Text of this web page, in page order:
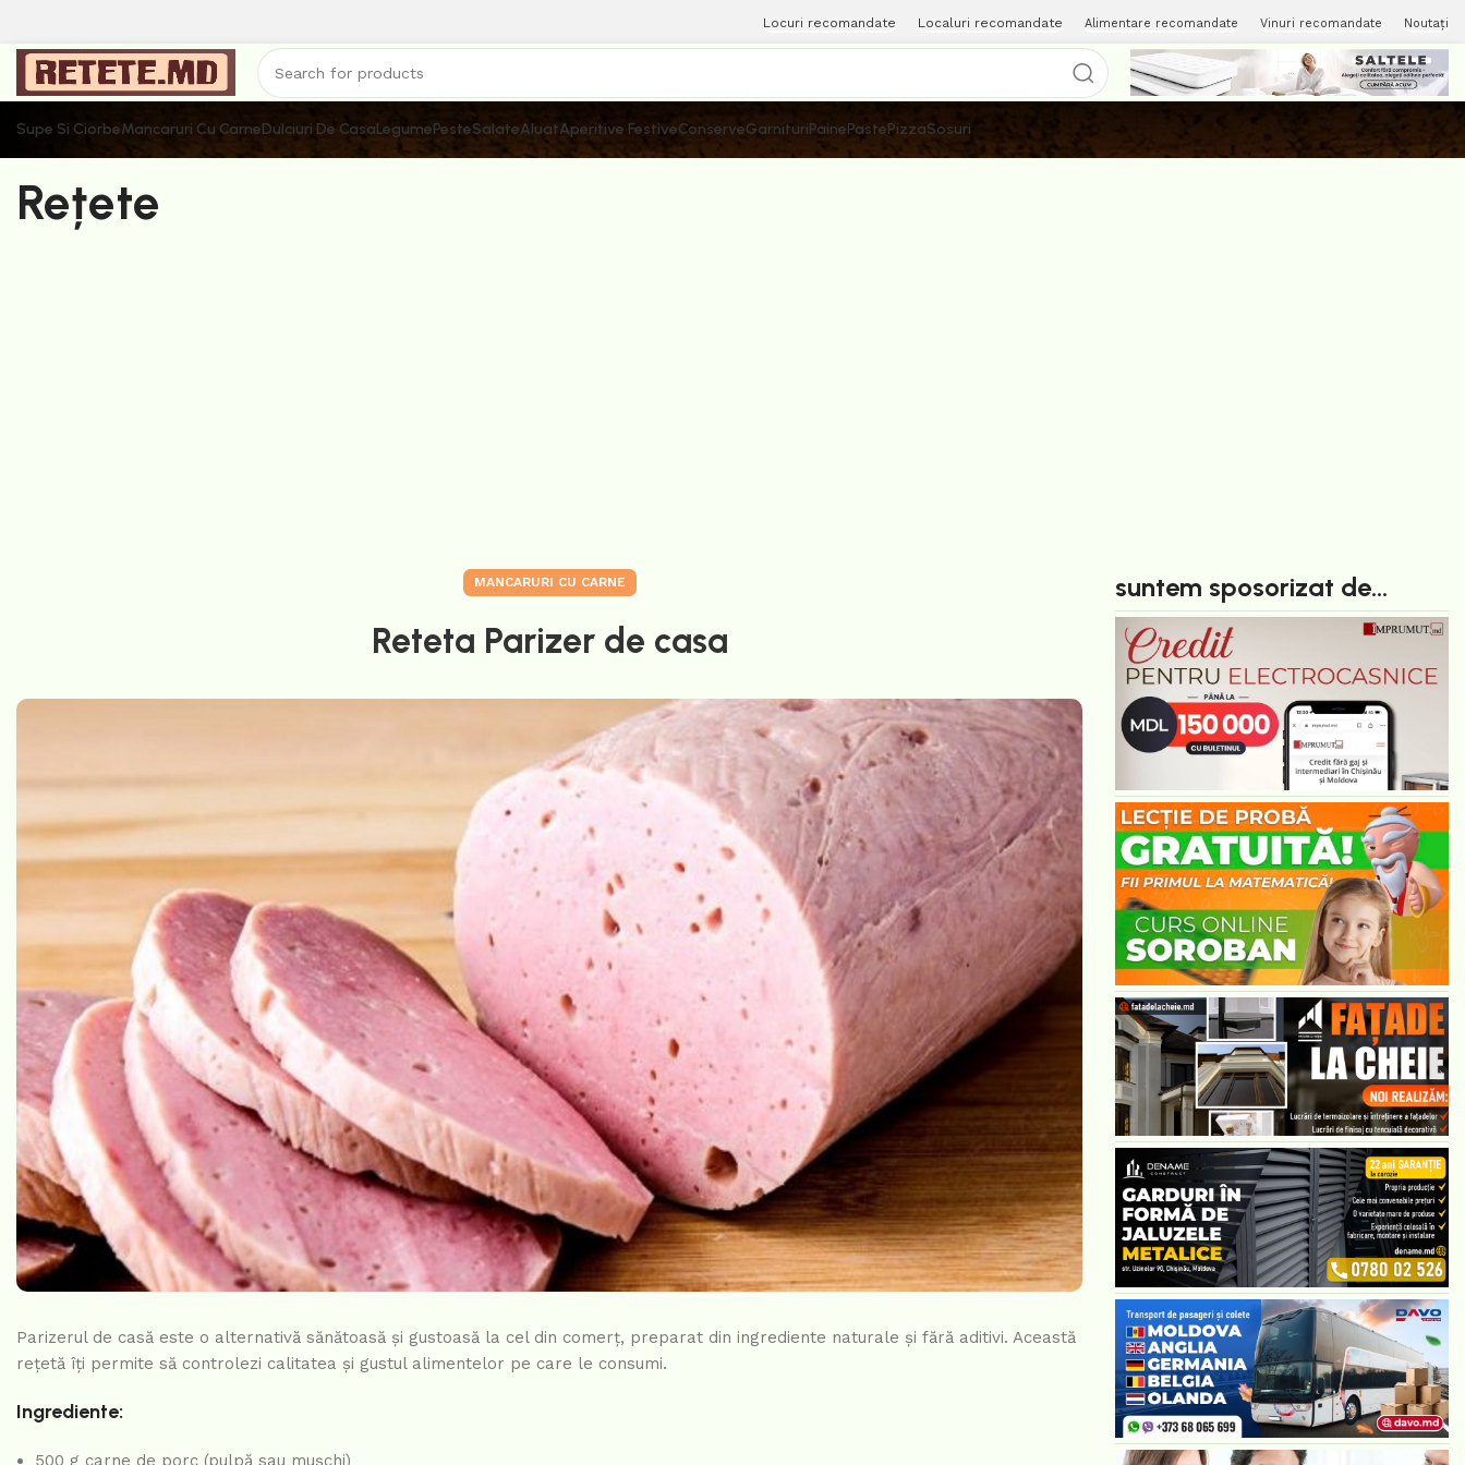
Locuri recomandate Localuri recomandate Alimentare recomandate Vinuri recomandate Noutați
Supe Si CiorbeMancaruri Cu CarneDulciuri De CasaLegumePesteSalateAluatAperitive FestiveConserveGarnituriPainePastePizzaSosuri
Rețete
MANCARURI CU CARNE
Reteta Parizer de casa
Parizerul de casă este o alternativă sănătoasă și gustoasă la cel din comerț, preparat din ingrediente naturale și fără aditivi. Această
rețetă îți permite să controlezi calitatea și gustul alimentelor pe care le consumi.
Ingrediente:
suntem sposorizat de...